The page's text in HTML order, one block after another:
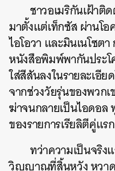
ชาวอเมริกันเฝ้าติ
มาตั้งแต่เท็กซัส ผ่านโ
ไอโอวา และมินเนโซต
หนังสือพิมพ์พากันประโ
ใส่สีสันลงในรายละเอี
จากช่วงวัยรุ่นของพวก
ฆ่าจนกลายเป็นไอดอล
ของรายการเรียลิตีคู่แร
ทว่าความเป็นจริ
วิญญาณที่สิ้นหวัง หวา